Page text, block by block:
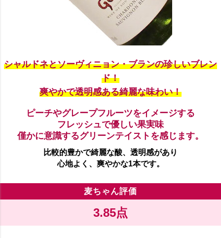
シャルドネとソーヴィニョン・ブランの珍しいブレン
ド！
爽やかで透明感ある綺麗な味わい！
ピーチやグレープフルーツをイメージする
フレッシュで優しい果実味
僅かに意識するグリーンテイストを感じます。
比較的豊かで綺麗な酸、透明感があり
心地よく、爽やかな1本です。
麦ちゃん評価
3.85点